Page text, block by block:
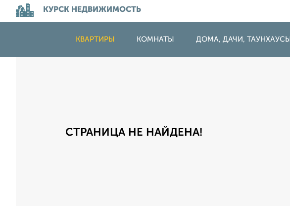
КУРСК НЕДВИЖИМОСТЬ
КВАРТИРЫ КОМНАТЫ ДОМА, ДАЧИ, ТАУНХАУСЫ
СТРАНИЦА НЕ НАЙДЕНА!